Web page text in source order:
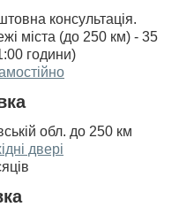
консультація.
міста (до 250 км) - 35
години)
обл. до 250 км
двері